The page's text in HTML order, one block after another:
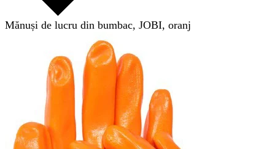
Mănuși de lucru din bumbac, JOBI, oranj